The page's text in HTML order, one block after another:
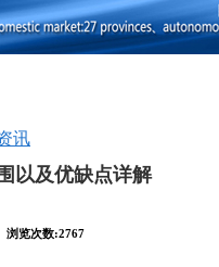
讯
以及优缺点详解
浏览次数:2767